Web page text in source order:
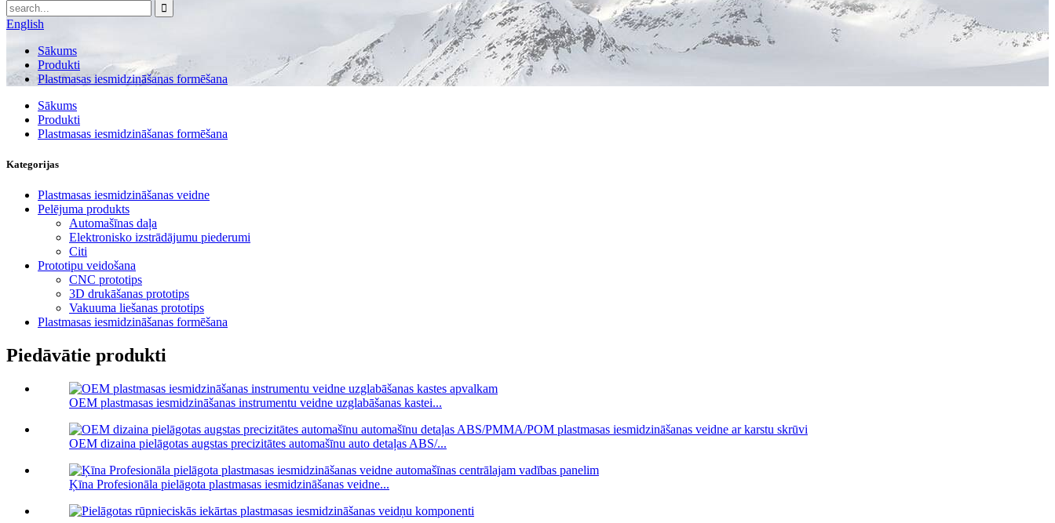
English
Sākums
Produkti
Plastmasas iesmidzināšanas formēšana
Sākums
Produkti
Plastmasas iesmidzināšanas formēšana
Kategorijas
Plastmasas iesmidzināšanas veidne
Pelējuma produkts
Automašīnas daļa
Elektronisko izstrādājumu piederumi
Citi
Prototipu veidošana
CNC prototips
3D drukāšanas prototips
Vakuuma liešanas prototips
Plastmasas iesmidzināšanas formēšana
Piedāvātie produkti
OEM plastmasas iesmidzināšanas instrumentu veidne uzglabāšanas kastei...
OEM dizaina pielāgotas augstas precizitātes automašīnu auto detaļas ABS/...
Ķīna Profesionāla pielāgota plastmasas iesmidzināšanas veidne...